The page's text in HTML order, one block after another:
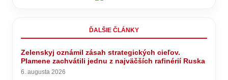
ĎALŠIE ČLÁNKY
Zelenskyj oznámil zásah strategických cieľov.
Plamene zachvátili jednu z najväčších rafinérií Ruska
6. augusta 2026